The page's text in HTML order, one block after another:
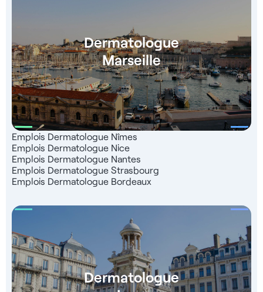
Dermatologue
Marseille
Emplois Dermatologue Nîmes
Emplois Dermatologue Nice
Emplois Dermatologue Nantes
Emplois Dermatologue Strasbourg
Emplois Dermatologue Bordeaux
Dermatologue